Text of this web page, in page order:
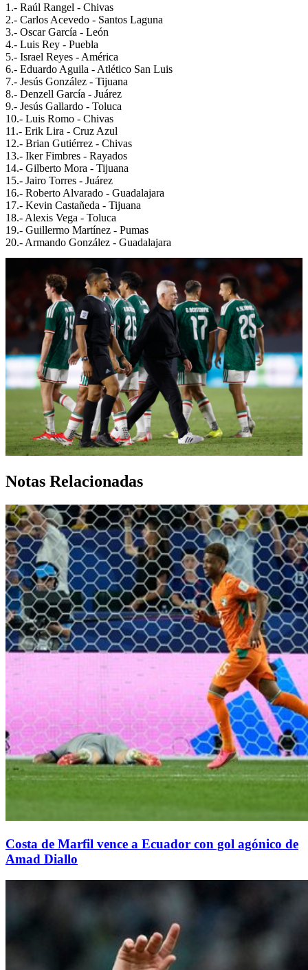
1.- Raúl Rangel - Chivas
2.- Carlos Acevedo - Santos Laguna
3.- Oscar García - León
4.- Luis Rey - Puebla
5.- Israel Reyes - América
6.- Eduardo Aguila - Atlético San Luis
7.- Jesús González - Tijuana
8.- Denzell García - Juárez
9.- Jesús Gallardo - Toluca
10.- Luis Romo - Chivas
11.- Erik Lira - Cruz Azul
12.- Brian Gutiérrez - Chivas
13.- Iker Fimbres - Rayados
14.- Gilberto Mora - Tijuana
15.- Jairo Torres - Juárez
16.- Roberto Alvarado - Guadalajara
17.- Kevin Castañeda - Tijuana
18.- Alexis Vega - Toluca
19.- Guillermo Martínez - Pumas
20.- Armando González - Guadalajara
Notas Relacionadas
Costa de Marfil vence a Ecuador con gol agónico de
Amad Diallo